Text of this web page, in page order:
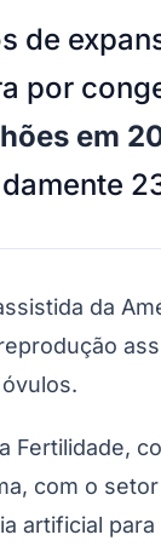
de
por
em
da
com o